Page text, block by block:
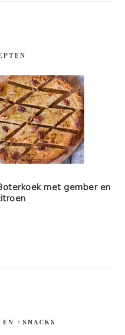
met gember en
EN #SNACKS